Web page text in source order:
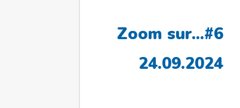
Zoom sur…#6
24.09.2024